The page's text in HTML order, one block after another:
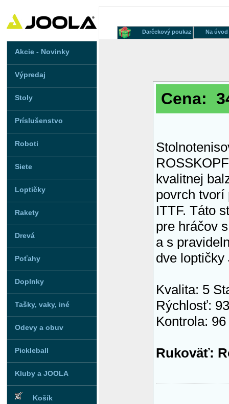
Akcie - Novinky
Výpredaj
Stoly
Príslušenstvo
Roboti
Siete
Loptičky
Rakety
Drevá
Poťahy
Doplnky
Tašky, vaky, iné
Odevy a obuv
Pickleball
Kluby a JOOLA
Košík
Na úvod
Darčekový poukaz
Cena:
kvalitnej
povrch tvorí
ITTF. Táto
pre hráčov
a s
dve loptičky
Kvalita: 5
Rýchlosť: 93
Kontrola: 96
Rukoväť: